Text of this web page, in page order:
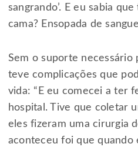
sangrando’. E eu sabia
cama? Ensopada de
Sem o suporte necessário
teve complicações que
vida: “E eu comecei a ter
hospital. Tive que coletar
eles fizeram uma cirurgia
aconteceu foi que quando